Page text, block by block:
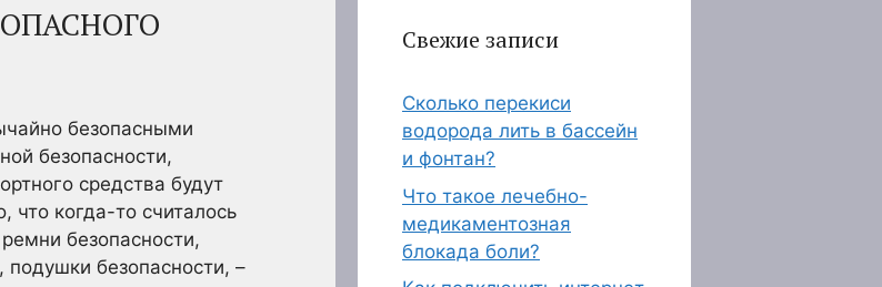
безопасными
безопасности,
средства будут
когда-то считалось
безопасности,
подушки безопасности, –
Свежие записи
Сколько перекиси
водорода лить в бассейн
и фонтан?
Что такое лечебно-
медикаментозная
блокада боли?